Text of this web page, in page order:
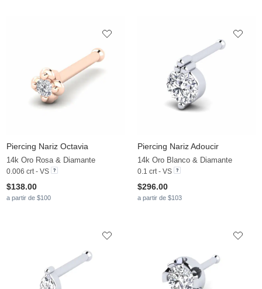
Piercing Nariz Octavia
14k Oro Rosa & Diamante
0.006 crt - VS
$138.00
a partir de $100
Piercing Nariz Adoucir
14k Oro Blanco & Diamante
0.1 crt - VS
$296.00
a partir de $103